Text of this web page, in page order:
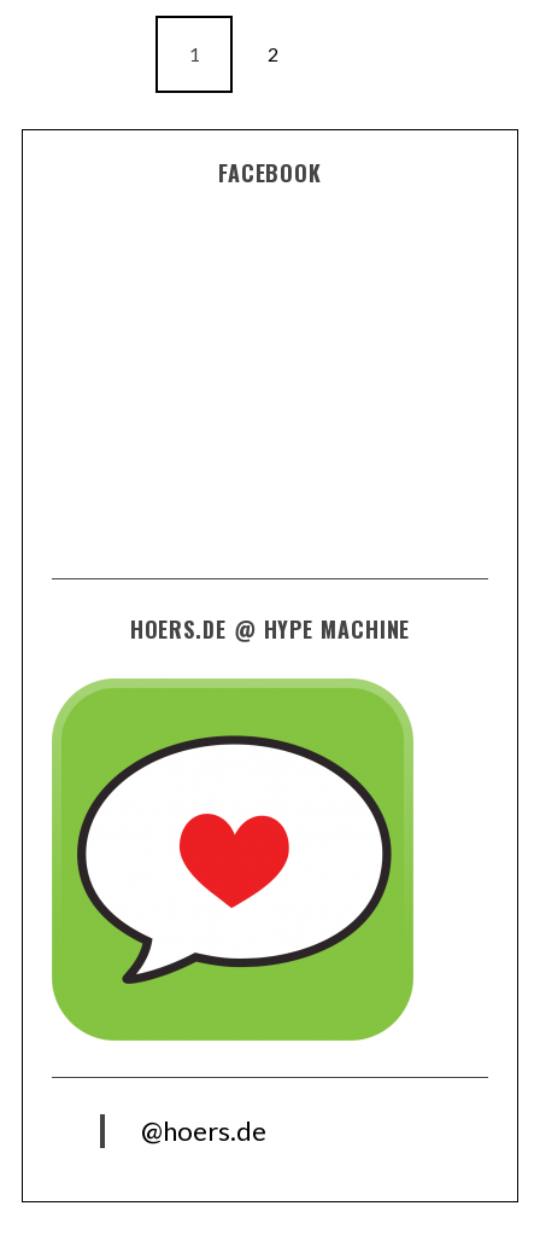
1 2
FACEBOOK
HOERS.DE @ HYPE MACHINE
@hoers.de